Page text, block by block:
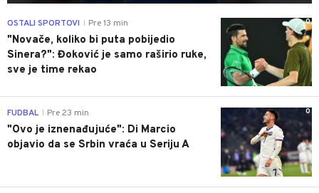
0
OSTALI SPORTOVI Pre 13 min
"Novače, koliko bi puta pobijedio
Sinera?": Đoković je samo raširio ruke,
sve je time rekao
0
FUDBAL Pre 23 min
"Ovo je iznenađujuće": Di Marcio
objavio da se Srbin vraća u Seriju A